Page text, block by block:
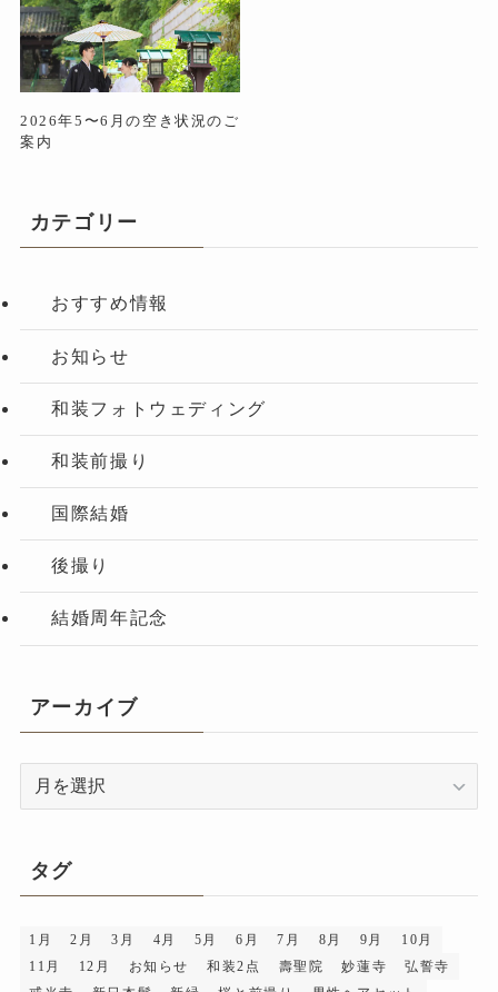
2026年5〜6月の空き状況のご
案内
カテゴリー
おすすめ情報
お知らせ
和装フォトウェディング
和装前撮り
国際結婚
後撮り
結婚周年記念
アーカイブ
イ
ブ
タグ
1月 2月 3月 4月 5月 6月 7月 8月 9月
10月
11月
12月 お知らせ 和装2点 壽聖院 妙蓮寺
弘誓寺